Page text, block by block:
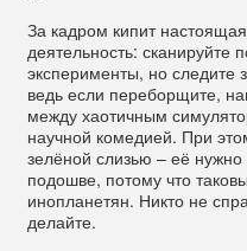
За кадром кипит
деятельность: сканируйте
эксперименты, но следите
ведь если переборщите,
между хаотичным
научной комедией. При
зелёной слизью – её нужно
подошве, потому что
инопланетян. Никто не
делайте.